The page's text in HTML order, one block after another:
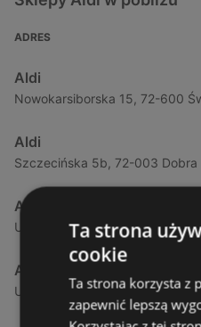
ADRES
Aldi
Nowokarsiborska 15, 72-600
Aldi
Szczecińska 5b, 72-003 Dobra
Aldi
Ul. Sobola 1, 71-837 Szczecin
Aldi
Ulica Przyjaciół Żołnierza 128,
Ta strona
cookie
Ta strona korzysta z
zapewnić lepszą